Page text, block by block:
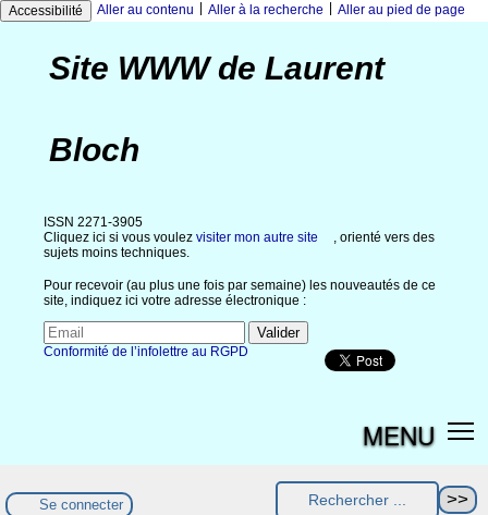
Accessibilité Aller au contenu Aller à la recherche Aller au pied de page
Site WWW de Laurent
Bloch
ISSN 2271-3905
Cliquez ici si vous voulez visiter mon autre site
, orienté vers des
sujets moins techniques.
Pour recevoir (au plus une fois par semaine) les nouveautés de ce
site, indiquez ici votre adresse électronique :
Conformité de l’infolettre au RGPD
MENU
Se connecter